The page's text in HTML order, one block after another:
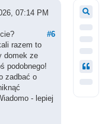
07:14 PM
#6
razem to
domek ze
podobnego!
zadbać o
- lepiej